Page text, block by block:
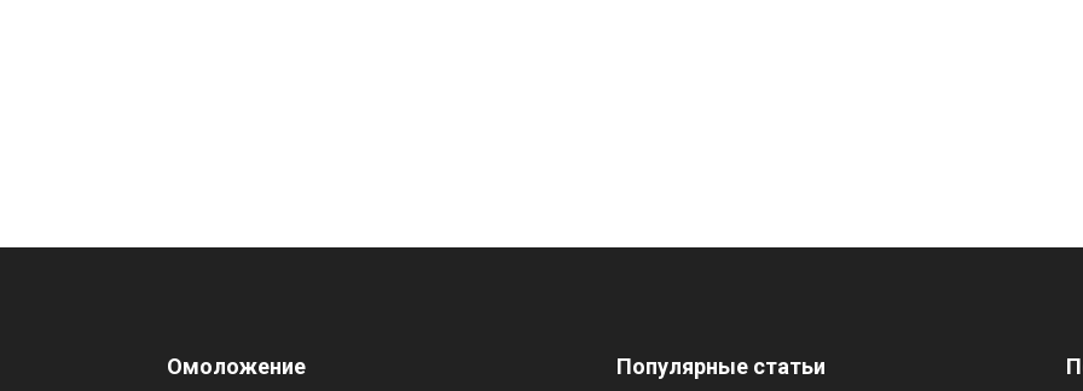
Омоложение Популярные статьи